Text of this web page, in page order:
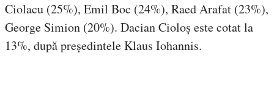
Ciolacu (25%), Emil Boc (24%), Raed Arafat (23%),
George Simion (20%). Dacian Cioloș este cotat la
13%, după președintele Klaus Iohannis.